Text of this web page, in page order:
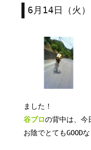
6月14日（火
ました！
谷プロの背中は、今
お陰でとてもGOOD